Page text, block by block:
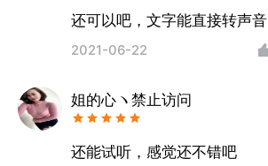
还可以吧，文字能直接转声音
2021-06-22
姐的心ヽ禁止访问
还能试听，感觉还不错吧